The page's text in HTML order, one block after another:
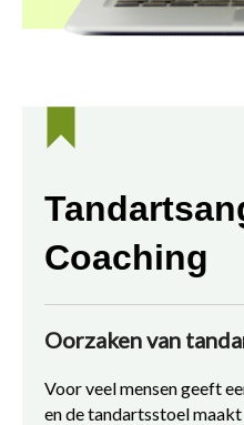
Coaching
Oorzaken van
Voor veel mensen geeft
en de tandartsstoel